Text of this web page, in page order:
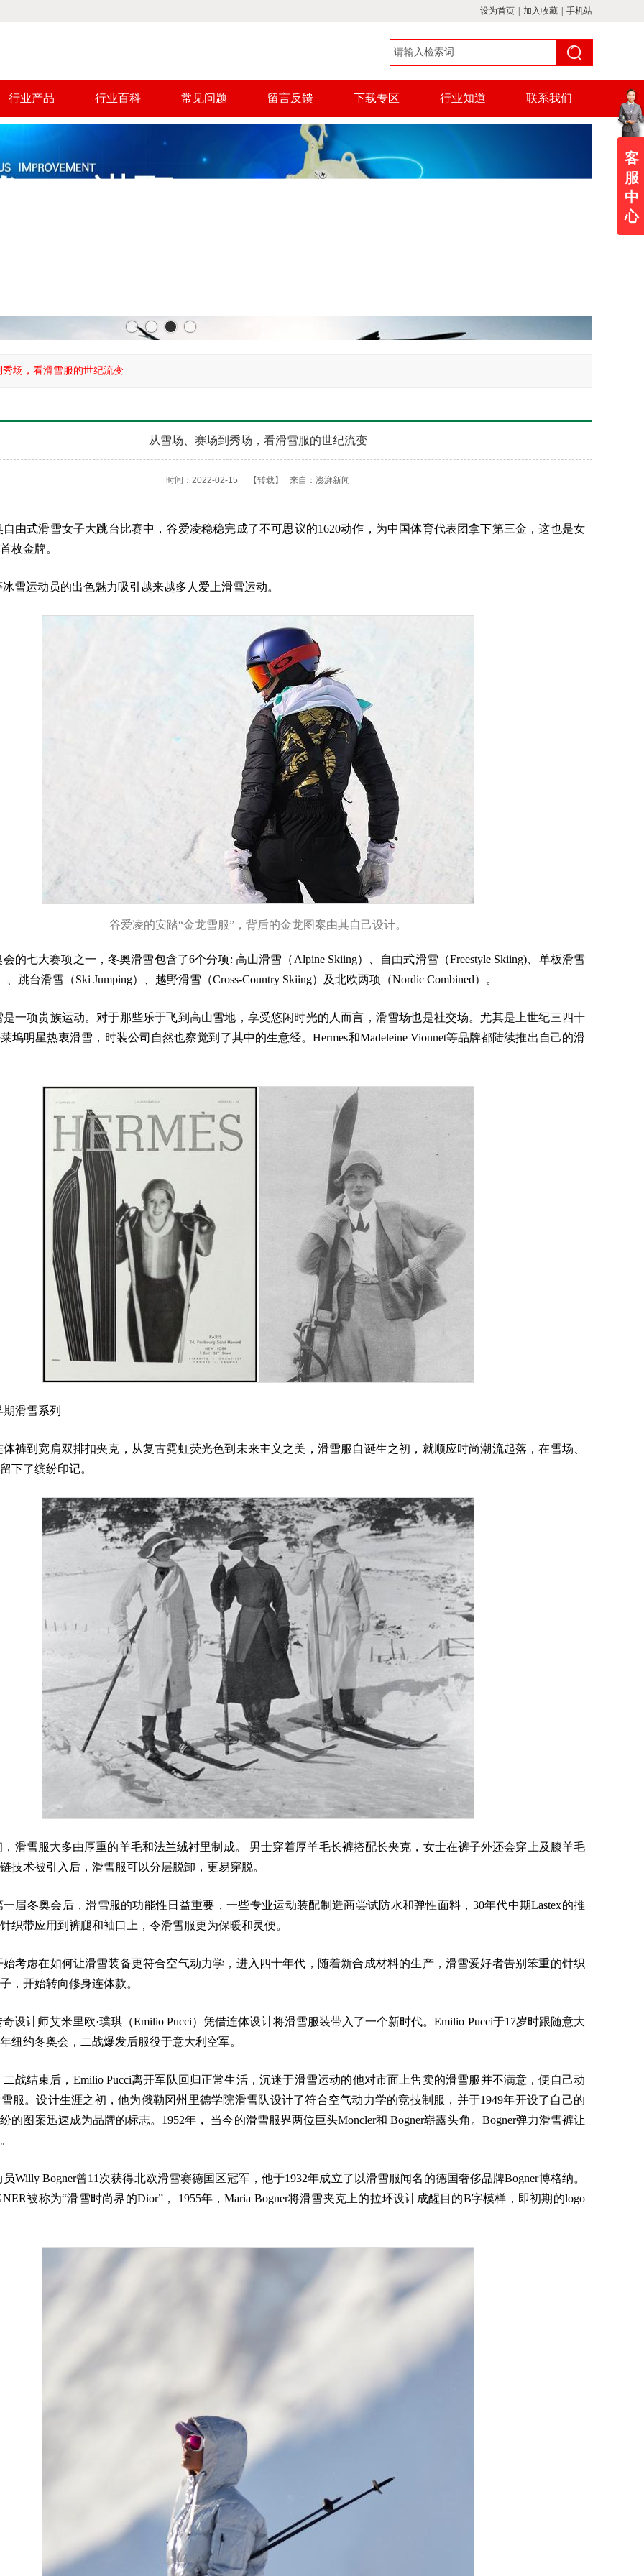
设为首页 加入收藏 手机站
行业产品 行业百科 常见问题 留言反馈 下载专区 行业知道 联系我们
秀场，看滑雪服的世纪流变
从雪场、赛场到秀场，看滑雪服的世纪流变
时间：2022-02-15 【转载】 来自： 澎湃新闻
自由式滑雪女子大跳台比赛中，谷爱凌稳稳完成了不可思议的1620动作，为中国体育代表团拿下第三金，这也是女
枚金牌。
雪运动员的出色魅力吸引越来越多人爱上滑雪运动。
谷爱凌的安踏“金龙雪服”，背后的金龙图案由其自己设计。
的七大赛项之一，冬奥滑雪包含了6个分项: 高山滑雪（Alpine Skiing）、自由式滑雪（Freestyle Skiing)、单板滑雪
、跳台滑雪（Ski Jumping）、越野滑雪（Cross-Country Skiing）及北欧两项（Nordic Combined）。
是一项贵族运动。对于那些乐于飞到高山雪地，享受悠闲时光的人而言，滑雪场也是社交场。尤其是上世纪三四十
坞明星热衷滑雪，时装公司自然也察觉到了其中的生意经。Hermes和Madeleine Vionnet等品牌都陆续推出自己的滑
期滑雪系列
体裤到宽肩双排扣夹克，从复古霓虹荧光色到未来主义之美，滑雪服自诞生之初，就顺应时尚潮流起落，在雪场、
下了缤纷印记。
，滑雪服大多由厚重的羊毛和法兰绒衬里制成。 男士穿着厚羊毛长裤搭配长夹克，女士在裤子外还会穿上及膝羊毛
技术被引入后，滑雪服可以分层脱卸，更易穿脱。
一届冬奥会后，滑雪服的功能性日益重要，一些专业运动装配制造商尝试防水和弹性面料，30年代中期Lastex的推
织带应用到裤腿和袖口上，令滑雪服更为保暖和灵便。
始考虑在如何让滑雪装备更符合空气动力学，进入四十年代，随着新合成材料的生产，滑雪爱好者告别笨重的针织
，开始转向修身连体款。
设计师艾米里欧·璞琪（Emilio Pucci）凭借连体设计将滑雪服装带入了一个新时代。Emilio Pucci于17岁时跟随意大
纽约冬奥会，二战爆发后服役于意大利空军。
二战结束后，Emilio Pucci离开军队回归正常生活，沉迷于滑雪运动的他对市面上售卖的滑雪服并不满意，便自己动
服。设计生涯之初，他为俄勒冈州里德学院滑雪队设计了符合空气动力学的竞技制服，并于1949年开设了自己的
的图案迅速成为品牌的标志。1952年， 当今的滑雪服界两位巨头Moncler和 Bogner崭露头角。Bogner弹力滑雪裤让
Willy Bogner曾11次获得北欧滑雪赛德国区冠军，他于1932年成立了以滑雪服闻名的德国奢侈品牌Bogner博格纳。
被称为“滑雪时尚界的Dior”， 1955年，Maria Bogner将滑雪夹克上的拉环设计成醒目的B字模样，即初期的logo
客
服
中
心